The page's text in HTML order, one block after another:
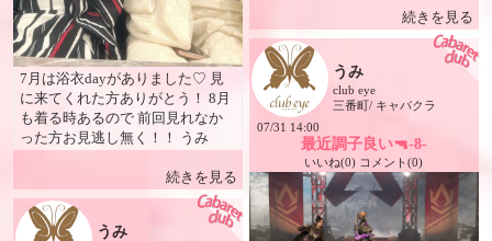
続きを見る
7月は浴衣dayがありました♡ 見
に来てくれた方ありがとう！ 8月
も着る時あるので 前回見れなか
続きを見る
うみ
club eye
三番町/ キャバクラ
07/31 14:00
最近調子良い🔫-8-
いいね(0) コメント(0)
うみ